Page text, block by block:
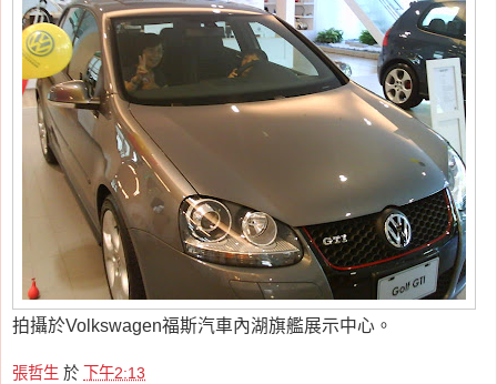
拍攝於Volkswagen福斯汽車內湖旗艦展示中心。
張哲生 於 下午2:13